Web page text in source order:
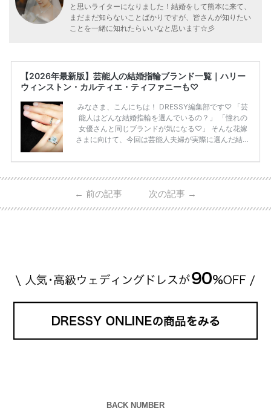
と思いライターになりました！結婚をして熊本に来て、
まだまだ知らないことばかりですが、皆さんが知りたい
ことを一緒に知れたらいいなと思います☆彡
【2026年最新版】芸能人の結婚指輪ブランド一覧｜ハリー
ウィンストン・カルティエ・ティファニーも♡
みなさま、こんにちは！ DRESSY編集部です♡ 「芸
能人はどんな結婚指輪を選んでいるの？」 「憧れの
女優さんと同じブランドが気になる♡」 そんな花嫁
さまに向けて、今回は芸能人夫婦が実際に選んだ結婚
ーウィンストンやカルティエ、ティファニーなど世界
日本で人気のブランドまで幅広くご紹介。 さらに、
・愛用している芸能人夫婦 ・リングの特徴や魅力 ・
← 前の記事 次の記事 →
BACK NUMBER